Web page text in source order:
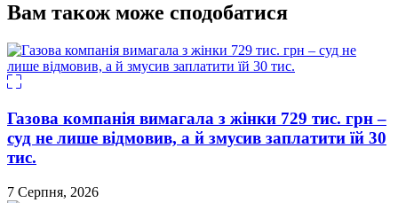
Вам також може сподобатися
Газова компанія вимагала з жінки 729 тис. грн –
суд не лише відмовив, а й змусив заплатити їй 30
тис.
7 Серпня, 2026